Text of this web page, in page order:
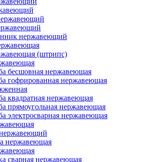
нержавеющий
(штрипс)
бесшовная нержавеющая
гофрированная нержавеющая
квадратная нержавеющая
прямоугольная нержавеющая
электросварная нержавеющая
нержавеющая
сварная нержавеющая